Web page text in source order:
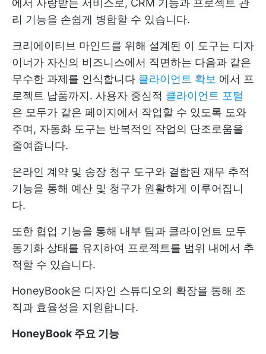
에서 사랑받는 서비스로, CRM 기능과 프로젝트 관
리 기능을 손쉽게 병합할 수 있습니다.
크리에이티브 마인드를 위해 설계된 이 도구는 디자
이너가 자신의 비즈니스에서 직면하는 다음과 같은
무수한 과제를 인식합니다 클라이언트 확보 에서 프
로젝트 납품까지. 사용자 중심적 클라이언트 포털
은 모두가 같은 페이지에서 작업할 수 있도록 도와
주며, 자동화 도구는 반복적인 작업의 단조로움을
줄여줍니다.
온라인 계약 및 송장 청구 도구와 결합된 재무 추적
기능을 통해 예산 및 청구가 원활하게 이루어집니
다.
또한 협업 기능을 통해 내부 팀과 클라이언트 모두
동기화 상태를 유지하여 프로젝트를 범위 내에서 추
적할 수 있습니다.
HoneyBook은 디자인 스튜디오의 확장을 통해 조
직과 효율성을 지원합니다.
HoneyBook 주요 기능